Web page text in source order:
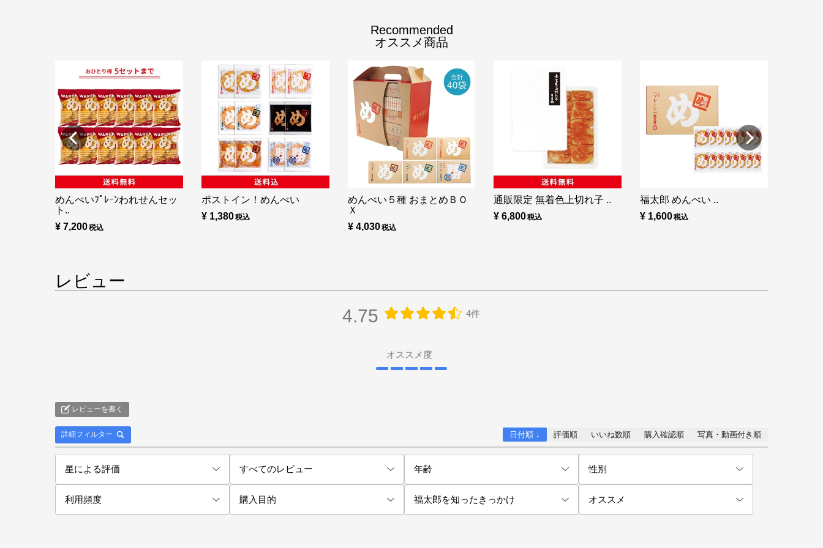
Recommended
オススメ商品
めんべいﾌﾟﾚｰﾝわれせんセッ
ト..
¥ 7,200
ポストイン！めんべい
¥ 1,380
めんべい５種 おまとめＢＯ
Ｘ
¥ 4,030
通販限定 無着色上切れ子 ..
¥ 6,800
福太郎 めんべい ..
¥ 1,600
レビュー
4.75 4件
オススメ度
レビューを書く
詳細フィルター 日付順 ↓ 評価順 いいね数順 購入確認順 写真・動画付き順